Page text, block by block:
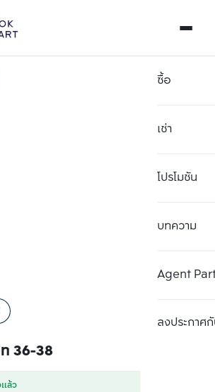
ซื้อ
เช่า
โปรโมชัน
บทความ
Agent
ลงประกาศกั
36-38
ล้ว
เปรียบเทียบ